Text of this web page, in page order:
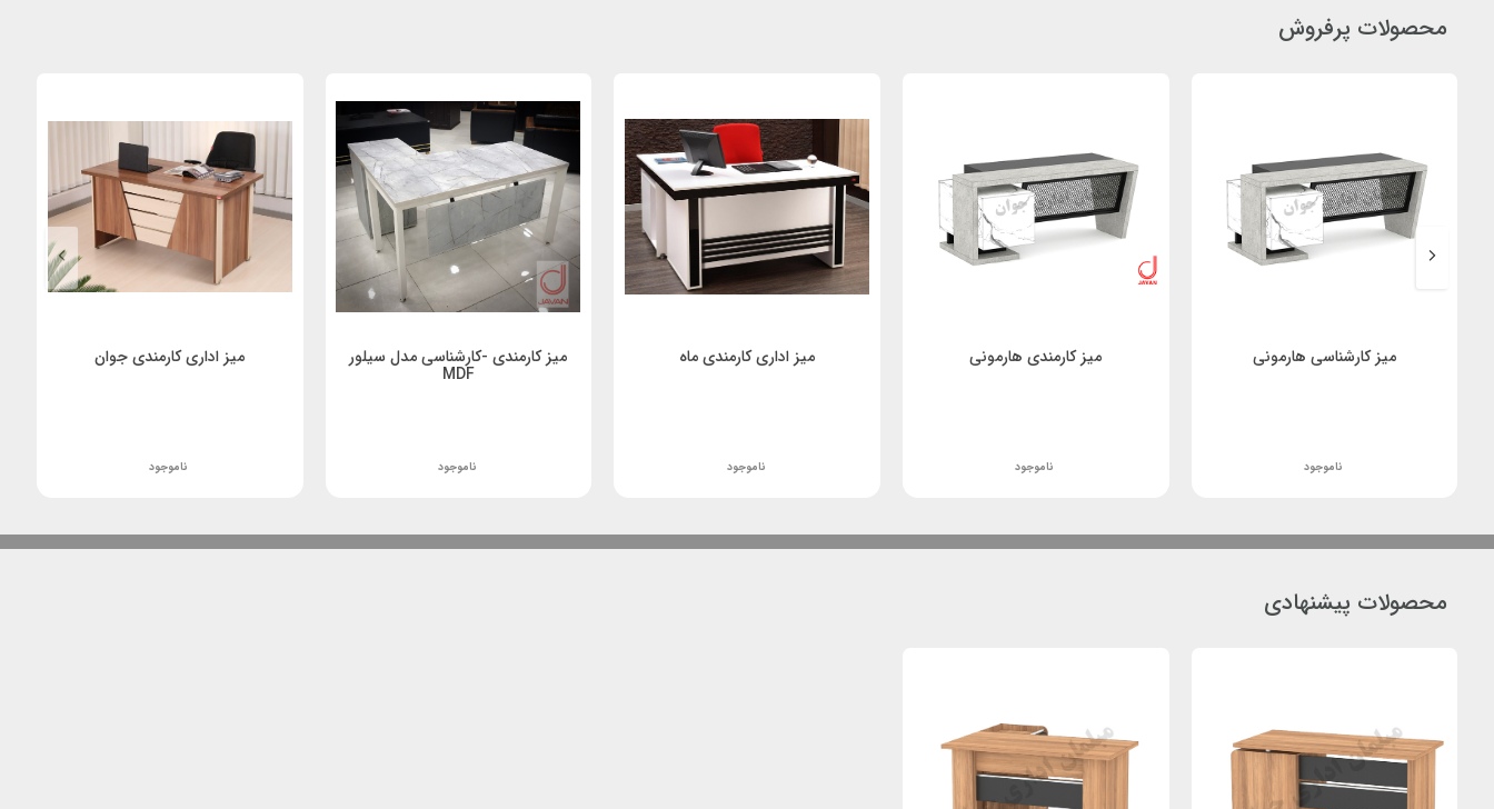
محصولات پرفروش
میز کارشناسی هارمونی
ناموجود
میز کارمندی هارمونی
ناموجود
میز اداری کارمندی ماه
ناموجود
میز کارمندی -کارشناسی مدل سیلور
MDF
ناموجود
میز اداری کارمندی جوان
ناموجود
محصولات پیشنهادی